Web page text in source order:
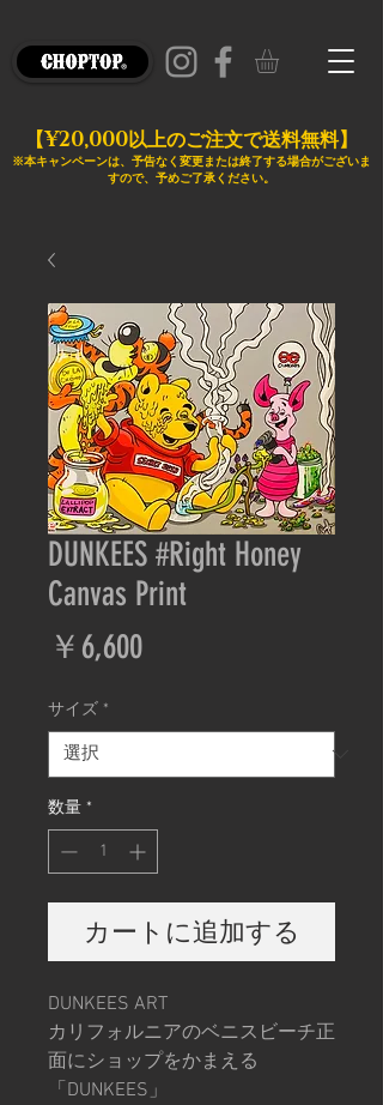
【¥20,000以上のご注文で送料無料】
※本キャンペーンは、予告なく変更または終了する場合がございま
すので、予めご了承ください。
DUNKEES #Right Honey
Canvas Print
￥6,600価
サイズ *
数量 *
カートに追加する
DUNKEES ART
カリフォルニアのベニスビーチ正
面にショップをかまえる
「DUNKEES」